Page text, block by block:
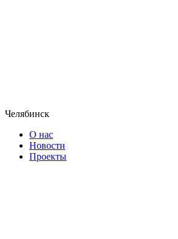
Челябинск
О нас
Новости
Проекты